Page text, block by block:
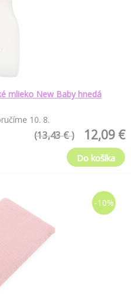
mlieko New Baby hnedá
10. 8.
12,09 €
(13,43 € )
Do košíka
-10%